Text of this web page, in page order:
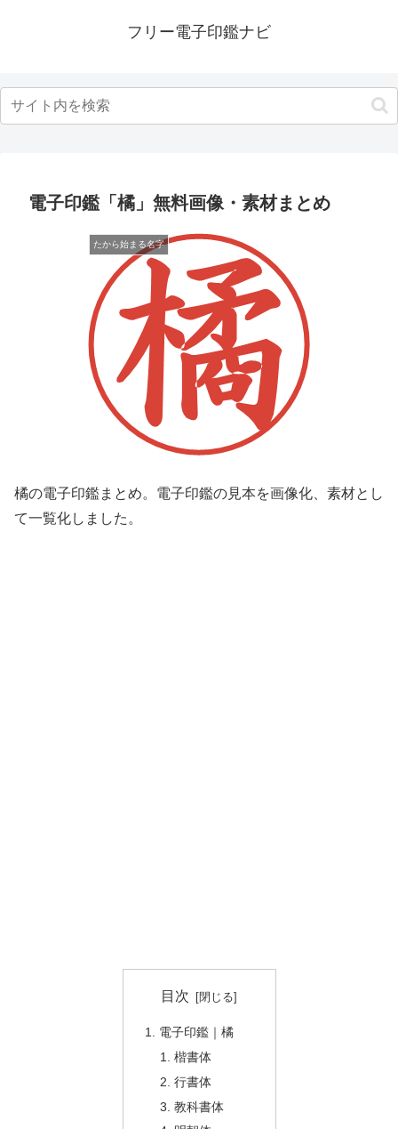
フリー電子印鑑ナビ
電子印鑑「橘」無料画像・素材まとめ
たから始まる名字
橘の電子印鑑まとめ。電子印鑑の見本を画像化、素材とし
て一覧化しました。
目次
電子印鑑｜橘
楷書体
行書体
教科書体